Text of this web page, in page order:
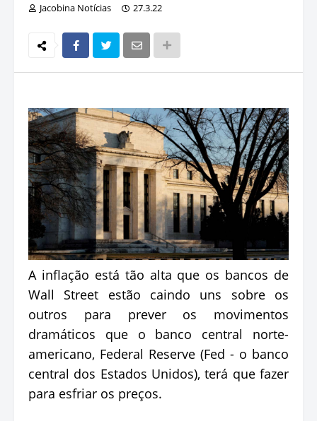
Jacobina Notícias 27.3.22
A inflação está tão alta que os bancos de
Wall Street estão caindo uns sobre os
outros para prever os movimentos
dramáticos que o banco central norte-
americano, Federal Reserve (Fed - o banco
central dos Estados Unidos), terá que fazer
para esfriar os preços.